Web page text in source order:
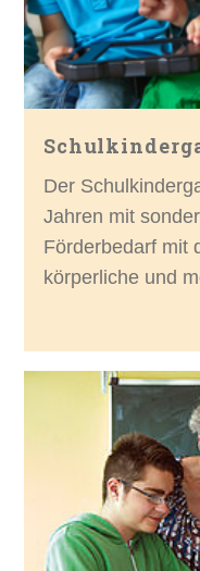
Der
Jahren mit
Förderbedarf mit
körperliche und